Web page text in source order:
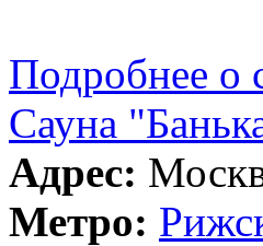
Подробнее о
Сауна
Адрес:
Метро: